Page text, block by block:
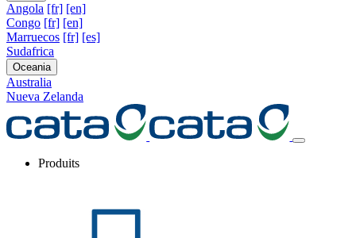
Angola [fr] [en]
Congo [fr] [en]
Marruecos [fr] [es]
Sudafrica
Oceania
Australia
Nueva Zelanda
Produits